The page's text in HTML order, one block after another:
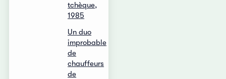
tchèque,
1985
Un duo
improbable
de
chauffeurs
de